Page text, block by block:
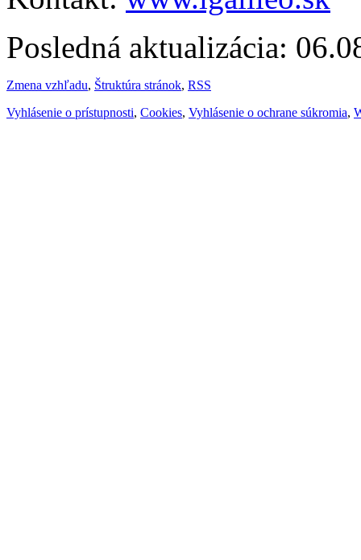
Posledná aktualizácia:
Zmena vzhľadu, Štruktúra stránok, RSS
Vyhlásenie o prístupnosti, Cookies, Vyhlásenie o ochrane súkromia,